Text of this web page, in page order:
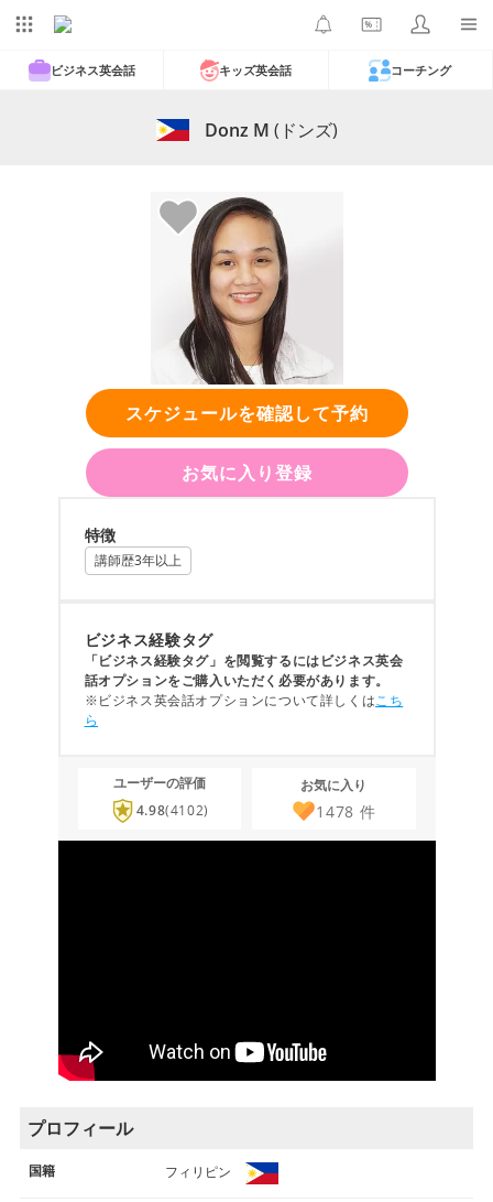
ビジネス英会話 キッズ英会話 コーチング
Donz M (ドンズ)
スケジュールを確認して予約
お気に入り登録
特徴
講師歴3年以上
ビジネス経験タグ
「ビジネス経験タグ」を閲覧するにはビジネス英会
話オプションをご購入いただく必要があります。
※ビジネス英会話オプションについて詳しくはこち
ら
ユーザーの評価
4.98(4102)
お気に入り
1478 件
プロフィール
国籍 フィリピン